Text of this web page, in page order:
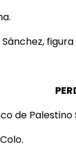
de Palestino